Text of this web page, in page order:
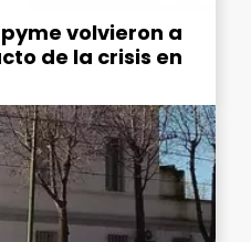
volvieron a
de la crisis en